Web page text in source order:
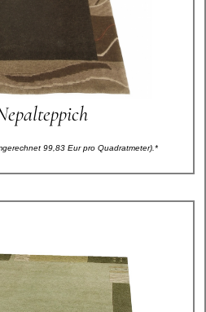
99,83 Eur pro Quadratmeter).*